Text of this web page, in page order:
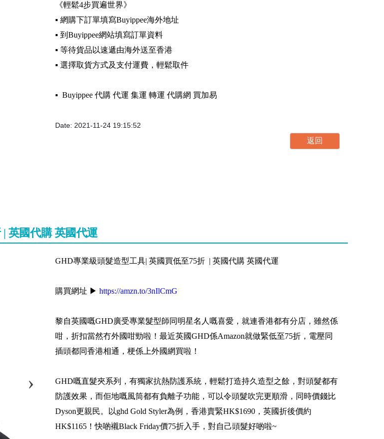
《輕鬆4步買遍世界》
▪️ 網購下訂單填寫Buyippee海外地址
▪️ 到Buyippee網站填寫訂單資料
▪️ 等待貨品以速遞由海外送至香港
▪️ 選擇取貨方式及支付運費，輕鬆取件
▪️ Buyippee 代購 代運 集運 轉運 代購網 買加易
Date: 2021-11-24 19:15:52
英國代購 英國代運
GHD專業級頭髮造型工具| 英國買低至75折 | 英國代購 英國代運
購買網址 ▶ https://amzn.to/3nIlCmG
黎自英國嘅GHD廣受專業髮型師同明星名人嘅喜愛，就連香港都有分店，雖然係
咁，折扣當然冇外國咁勁啦！最近英國GHD係Amazon就做緊低至75折，電壓同
插頭都同香港相通，梗係上外國網買啦！
GHD嘅直髮夾系列，有獨家抗熱防護系統，輕鬆打造持久造型之餘，對頭髮都有
防護效果，而佢地嘅風筒都有負離子功能，可以令頭髮吹完更順滑，同時價錢比
Dyson更親民。以ghd Gold Styler為例，香港賣緊HK$1690，英國折後價約
HK$1165！快啲襯Black Friday價75折入手，對自己頭髮好啲啦~